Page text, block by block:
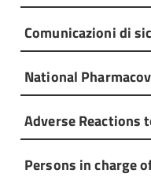
Comunicazioni di
National
Adverse Reactions
Persons in charge